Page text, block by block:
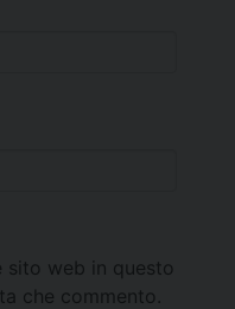
sito web in questo
che commento.